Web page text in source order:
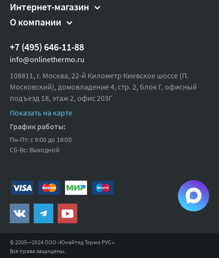
Интернет-магазин
О компании
+7 (495) 646-11-88
info@onlinethermo.ru
108811, г. Москва, 22-й Километр Киевское шоссе (П.
Московский), домовладение 4, стр. 2, блок Г, офисный
подъезд 18, этаж 2, офис 203Г
Показать на карте
График работы:
Пн-Пт: с 9:00 до 18:00
Сб-Вс: Выходной
© 2005—2024 ООО «Юнайтед Термо РУС».
Все права защищены.